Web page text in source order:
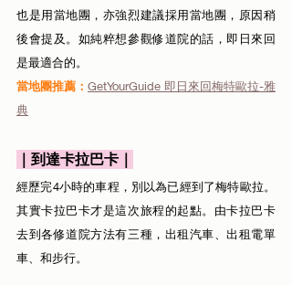
也是用當地團，亦強烈建議採用當地團，原因稍
後會提及。如純粹想參觀修道院的話，即日來回
是最適合的。
當地團推薦： GetYourGuide 即日來回梅特歐拉-雅
典
｜到達卡拉巴卡｜
經歷完4小時的車程，別以為已經到了梅特歐拉。
其實卡拉巴卡才是這次旅程的起點。由卡拉巴卡
去到各修道院方法有三種，出租汽車、出租電單
車、和步行。